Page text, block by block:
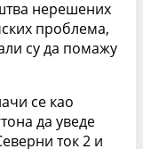
нерешених
проблема,
су да помажу
се као
да уведе
ток 2 и